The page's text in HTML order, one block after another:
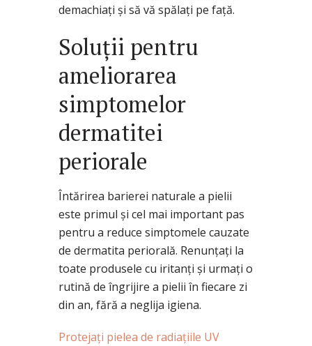
demachiați și să vă spălați pe față.
Soluții pentru
ameliorarea
simptomelor
dermatitei
periorale
Întărirea barierei naturale a pielii
este primul și cel mai important pas
pentru a reduce simptomele cauzate
de dermatita periorală. Renunțați la
toate produsele cu iritanți și urmați o
rutină de îngrijire a pielii în fiecare zi
din an, fără a neglija igiena.
Protejați pielea de radiațiile UV